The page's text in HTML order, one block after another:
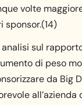
volte
sponsor.(14)
analisi sul
di peso
da Big